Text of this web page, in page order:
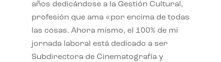
años dedicándose a la Gestión Cultural,
profesión que ama «por encima de todas
las cosas. Ahora mismo, el 100% de mi
jornada laboral está dedicado a ser
Subdirectora de Cinematografía y